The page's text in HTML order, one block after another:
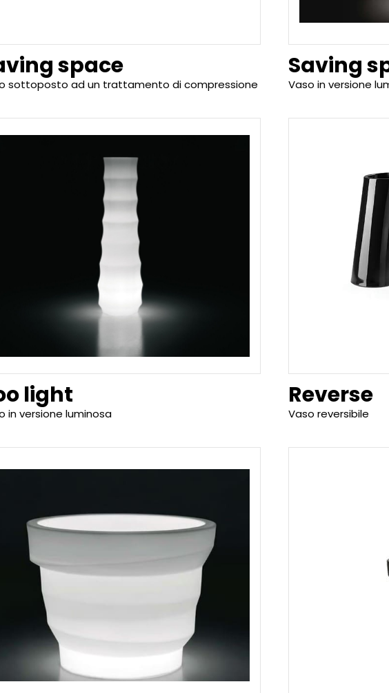
space
sottoposto ad un trattamento di compressione
Saving
Vaso in versione
light
in versione luminosa
Reverse
Vaso reversibile